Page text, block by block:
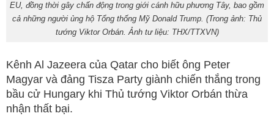
EU, đồng thời gây chấn động trong giới cánh hữu phương Tây, bao gồm
cả những người ủng hộ Tổng thống Mỹ Donald Trump. (Trong ảnh: Thủ
tướng Viktor Orbán. Ảnh tư liệu: THX/TTXVN)
Kênh Al Jazeera của Qatar cho biết ông Peter
Magyar và đảng Tisza Party giành chiến thắng trong
bầu cử Hungary khi Thủ tướng Viktor Orbán thừa
nhận thất bại.